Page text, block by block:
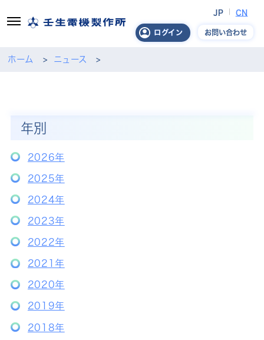
ログイン
JP CN
お問い合わせ
ホーム ニュース
年別
2026年
2025年
2024年
2023年
2022年
2021年
2020年
2019年
2018年